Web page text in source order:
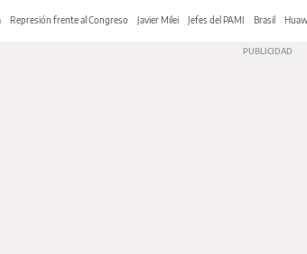
Represión frente al Congreso Javier Milei Jefes del PAMI Brasil